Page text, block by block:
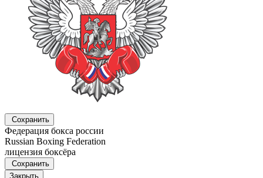
Сохранить
Федерация бокса россии
Russian Boxing Federation
лицензия боксёра
Сохранить
Закрыть